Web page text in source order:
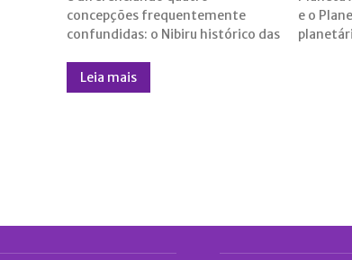
concepções frequentemente
confundidas: o Nibiru histórico das
e o Planeta 9 da moderna ciência
Leia mais